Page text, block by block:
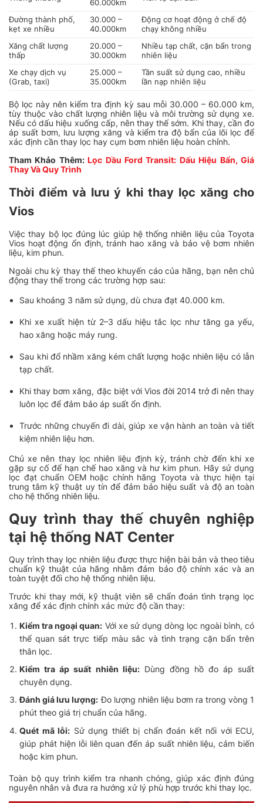
60.000km
Đường thành phố,
kẹt xe nhiều
30.000 –
40.000km
Động cơ hoạt động ở chế độ
chạy không nhiều
Xăng chất lượng
thấp
20.000 –
30.000km
Nhiều tạp chất, cặn bẩn trong
nhiên liệu
Xe chạy dịch vụ
(Grab, taxi)
25.000 –
35.000km
Tần suất sử dụng cao, nhiều
lần nạp nhiên liệu
Bộ lọc này nên kiểm tra định kỳ sau mỗi 30.000 – 60.000 km,
tùy thuộc vào chất lượng nhiên liệu và môi trường sử dụng xe.
Nếu có dấu hiệu xuống cấp, nên thay thế sớm. Khi thay, cần đo
áp suất bơm, lưu lượng xăng và kiểm tra độ bẩn của lõi lọc để
xác định cần thay lọc hay cụm bơm nhiên liệu hoàn chỉnh.
Tham Khảo Thêm:Lọc Dầu Ford Transit: Dấu Hiệu Bẩn, Giá
Thay Và Quy Trình
Thời điểm và lưu ý khi thay lọc xăng cho
Vios
Việc thay bộ lọc đúng lúc giúp hệ thống nhiên liệu của Toyota
Vios hoạt động ổn định, tránh hao xăng và bảo vệ bơm nhiên
liệu, kim phun.
Ngoài chu kỳ thay thế theo khuyến cáo của hãng, bạn nên chủ
động thay thế trong các trường hợp sau:
Sau khoảng 3 năm sử dụng, dù chưa đạt 40.000 km.
Khi xe xuất hiện từ 2–3 dấu hiệu tắc lọc như tăng ga yếu,
hao xăng hoặc máy rung.
Sau khi đổ nhầm xăng kém chất lượng hoặc nhiên liệu có lẫn
tạp chất.
Khi thay bơm xăng, đặc biệt với Vios đời 2014 trở đi nên thay
luôn lọc để đảm bảo áp suất ổn định.
Trước những chuyến đi dài, giúp xe vận hành an toàn và tiết
kiệm nhiên liệu hơn.
Chủ xe nên thay lọc nhiên liệu định kỳ, tránh chờ đến khi xe
gặp sự cố để hạn chế hao xăng và hư kim phun. Hãy sử dụng
lọc đạt chuẩn OEM hoặc chính hãng Toyota và thực hiện tại
trung tâm kỹ thuật uy tín để đảm bảo hiệu suất và độ an toàn
cho hệ thống nhiên liệu.
Quy trình thay thế chuyên nghiệp
tại hệ thống NAT Center
Quy trình thay lọc nhiên liệu được thực hiện bài bản và theo tiêu
chuẩn kỹ thuật của hãng nhằm đảm bảo độ chính xác và an
toàn tuyệt đối cho hệ thống nhiên liệu.
Trước khi thay mới, kỹ thuật viên sẽ chẩn đoán tình trạng lọc
xăng để xác định chính xác mức độ cần thay:
Kiểm tra ngoại quan: Với xe sử dụng dòng lọc ngoài bình, có
thể quan sát trực tiếp màu sắc và tình trạng cặn bẩn trên
thân lọc.
Kiểm tra áp suất nhiên liệu:Dùng đồng hồ đo áp suất
chuyên dụng.
Đánh giá lưu lượng: Đo lượng nhiên liệu bơm ra trong vòng 1
phút theo giá trị chuẩn của hãng.
Quét mã lỗi: Sử dụng thiết bị chẩn đoán kết nối với ECU,
giúp phát hiện lỗi liên quan đến áp suất nhiên liệu, cảm biến
hoặc kim phun.
Toàn bộ quy trình kiểm tra nhanh chóng, giúp xác định đúng
nguyên nhân và đưa ra hướng xử lý phù hợp trước khi thay lọc.